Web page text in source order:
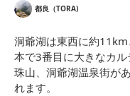
都良（TORA)
洞爺湖は東西に約
本で3番目に大きなカ
珠山、洞爺湖温泉街が
れます。